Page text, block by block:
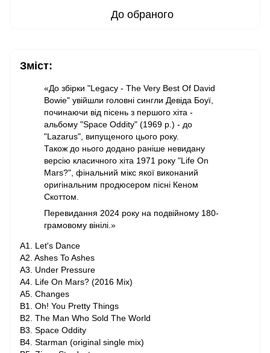
До обраного
Зміст:
«До збірки "Legacy - The Very Best Of David
Bowie" увійшли головні сингли Девіда Боуї,
починаючи від пісень з першого хіта -
альбому "Space Oddity" (1969 р.) - до
"Lazarus", випущеного цього року.
Також до нього додано раніше невидану
версію класичного хіта 1971 року "Life On
Mars?", фінальний мікс якої виконаний
оригінальним продюсером пісні Кеном
Скоттом.
Перевидання 2024 року на подвійному 180-
грамовому вінілі.»
A1. Let's Dance
A2. Ashes To Ashes
A3. Under Pressure
A4. Life On Mars? (2016 Mix)
A5. Changes
B1. Oh! You Pretty Things
B2. The Man Who Sold The World
B3. Space Oddity
B4. Starman (original single mix)